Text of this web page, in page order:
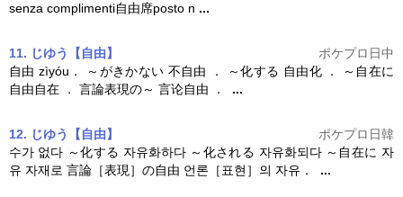
senza complimenti自由席posto n ...
11. じゆう【自由】
ポケプロ日中
自由 zìyóu． ～がきかない 不自由 ． ～化する 自由化 ． ～自在に
自由自在 ． 言論表現の～ 言论自由 ． ...
12. じゆう【自由】
ポケプロ日韓
수가 없다 ～化する 자유화하다 ～化される 자유화되다 ～自在に 자
유 자재로 言論［表現］の自由 언론［표현］의 자유． ...